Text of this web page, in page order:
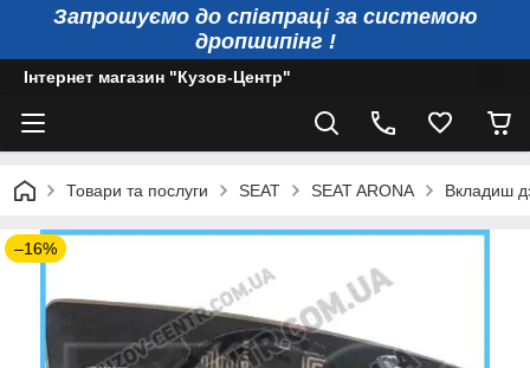
Запрошуємо до співпраці за системою
дропшипінг !
Інтернет магазин "Кузов-Центр"
Товари та послуги SEAT SEAT ARONA Вкладиш
–16%